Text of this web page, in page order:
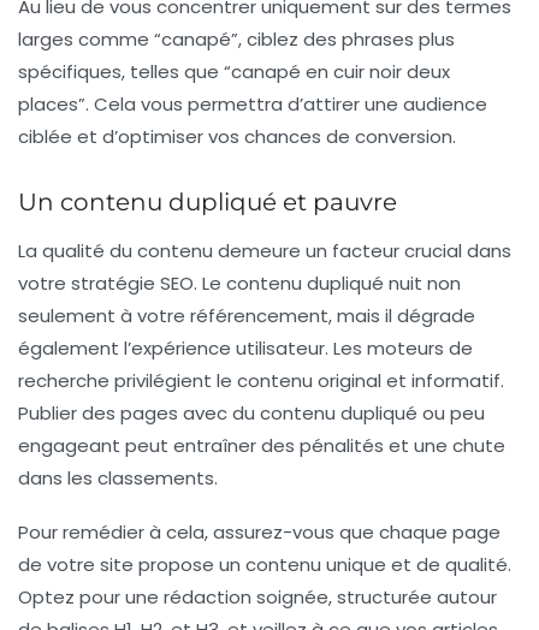
Au lieu de vous concentrer uniquement sur des termes
larges comme “canapé”, ciblez des phrases plus
spécifiques, telles que “canapé en cuir noir deux
places”. Cela vous permettra d’attirer une audience
ciblée et d’optimiser vos chances de conversion.
Un contenu dupliqué et pauvre
La qualité du contenu demeure un facteur crucial dans
votre stratégie SEO. Le contenu dupliqué nuit non
seulement à votre référencement, mais il dégrade
également l’expérience utilisateur. Les moteurs de
recherche privilégient le contenu original et informatif.
Publier des pages avec du contenu dupliqué ou peu
engageant peut entraîner des pénalités et une chute
dans les classements.
Pour remédier à cela, assurez-vous que chaque page
de votre site propose un contenu unique et de qualité.
Optez pour une rédaction soignée, structurée autour